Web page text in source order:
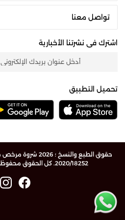
تواصل معنا
اشترك فى نشرتنا الأخبارية
تحميل التطبيق
حقوق الطبع والنسخ ؛
2020/18252. كل الحقوق محفوظة.